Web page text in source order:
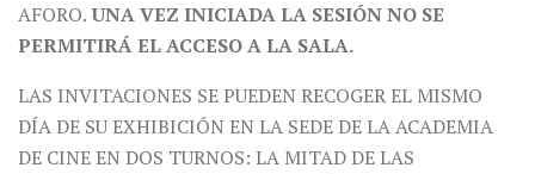
AFORO.UNA VEZ INICIADA LA SESIÓN NO SE
PERMITIRÁ EL ACCESO A LA SALA.
LAS INVITACIONES SE PUEDEN RECOGER EL MISMO
DÍA DE SU EXHIBICIÓN EN LA SEDE DE LA ACADEMIA
DE CINE EN DOS TURNOS: LA MITAD DE LAS